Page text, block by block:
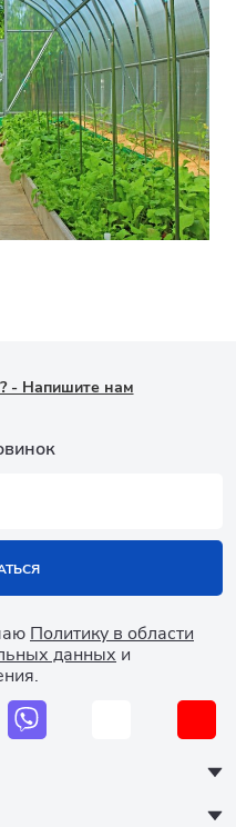
- Напишите нам
Политику в области
данных и